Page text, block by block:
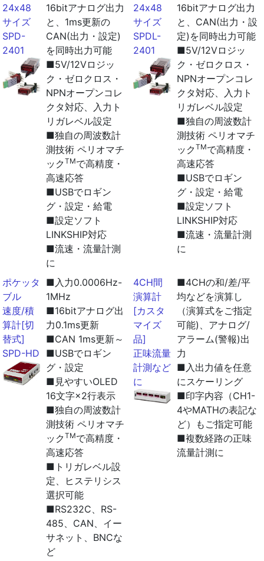
24x48
サイズ
SPD-
2401
16bitアナログ出力
と、1ms更新の
CAN(出力・設定)
を同時出力可能
■5V/12Vロジッ
ク・ゼロクロス・
NPNオープンコレ
クタ対応、入力ト
リガレベル設定
■独自の周波数計
測技術 ペリオマチ
ック TMで高精度・
高速応答
■USBでロギン
グ・設定・給電
■設定ソフト
LINKSHIP対応
■流速・流量計測
に
24x48
サイズ
SPDL-
2401
16bitアナログ出力
と、CAN(出力・設
定)を同時出力可能
■5V/12Vロジッ
ク・ゼロクロス・
NPNオープンコレ
クタ対応、入力ト
リガレベル設定
■独自の周波数計
測技術 ペリオマチ
ック TMで高精度・
高速応答
■USBでロギン
グ・設定・給電
■設定ソフト
LINKSHIP対応
■流速・流量計測
に
ポケッタ
ブル
速度/積
算計[切
替式]
SPD-HD
■入力0.0006Hz-
1MHz
■16bitアナログ出
力0.1ms更新
■CAN 1ms更新～
■USBでロギン
グ・設定
■見やすいOLED
16文字×2行表示
■独自の周波数計
測技術 ペリオマチ
ック TMで高精度・
高速応答
■トリガレベル設
定、ヒステリシス
選択可能
■RS232C、RS-
485、CAN、イー
サネット、BNCな
ど
4CH間
演算計
[カスタ
マイズ
品]
正味流量
計測など
に
■4CHの和/差/平
均などを演算し
（演算式をご指定
可能)、アナログ/
アラーム(警報)出
力
■入出力値を任意
にスケーリング
■印字内容（CH1-
4やMATHの表記な
ど）もご指定可能
■複数経路の正味
流量計測に